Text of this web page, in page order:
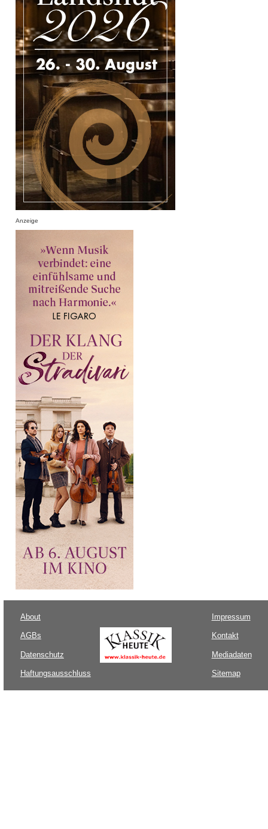
Anzeige
About
AGBs
Datenschutz
Haftungsausschluss
Impressum
Kontakt
Mediadaten
Sitemap